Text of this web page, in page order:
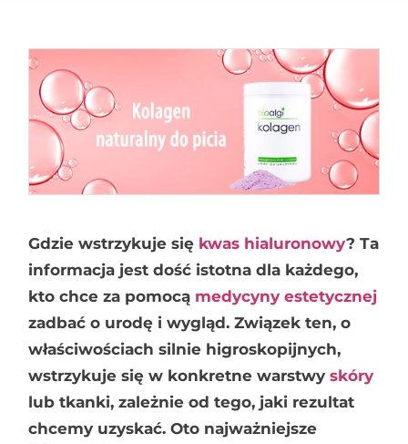
Gdzie wstrzykuje się kwas hialuronowy? Ta
informacja jest dość istotna dla każdego,
kto chce za pomocą medycyny estetycznej
zadbać o urodę i wygląd. Związek ten, o
właściwościach silnie higroskopijnych,
wstrzykuje się w konkretne warstwyskóry
lub tkanki, zależnie od tego, jaki rezultat
chcemy uzyskać. Oto najważniejsze